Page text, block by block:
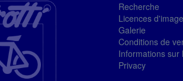
Recherche
Licences d'image
Galerie
Conditions de
Informations sur
Privacy